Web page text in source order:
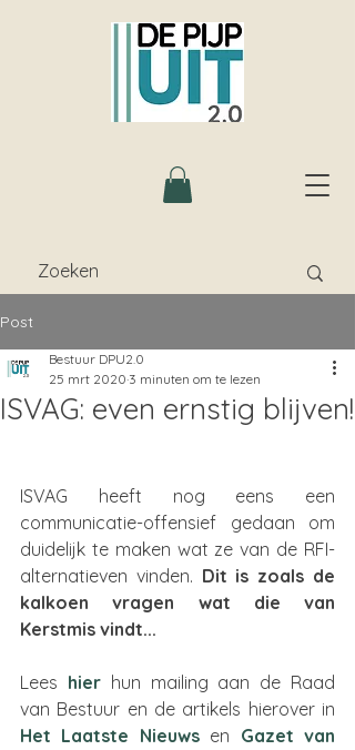
Post
ISVAG: even ernstig blijven!
Bestuur DPU2.0
25 mrt 2020 3 minuten om te lezen
ISVAG heeft nog eens een
communicatie-offensief gedaan om
duidelijk te maken wat ze van de RFI-
alternatieven vinden. Dit is zoals de
kalkoen vragen wat die van
Kerstmis vindt...
Lees hier hun mailing aan de Raad
Het Laatste Nieuws en Gazet van